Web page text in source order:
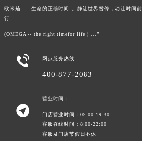
欧米茄——生命的正确时间”。静让世界暂停，动让时间前
行
(OMEGA -- the right timefor life ) ...”
 网点服务热线
400-877-2083

营业时间：
门店营业时间：09:00-19:30
客服在线时间：8:00-22:00
客服及门店节假日不休